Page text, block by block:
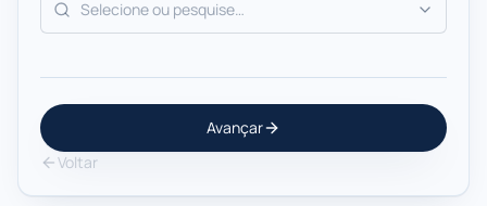
Voltar
Avançar